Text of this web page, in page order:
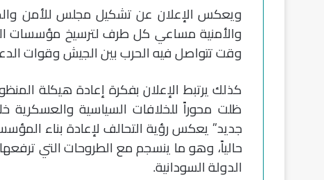
ويعكس الإعلان عن تشكيل مجلس للأمن
والأمنية مساعي كل طرف لترسيخ مؤسسات
وقت تتواصل فيه الحرب بين الجيش وقوات الدعم السريع منذ
كذلك يرتبط الإعلان بفكرة إعادة هيكلة
ظلت محوراً للخلافات السياسية والعسكرية
جديد” يعكس رؤية التحالف لإعادة بناء
حالياً، وهو ما ينسجم مع الطروحات التي
الدولة السودانية.